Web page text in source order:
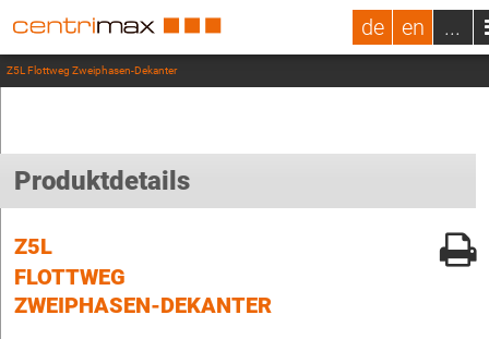
de en ...
Z5L Flottweg Zweiphasen-Dekanter
Produktdetails
Z5L
FLOTTWEG
ZWEIPHASEN-DEKANTER